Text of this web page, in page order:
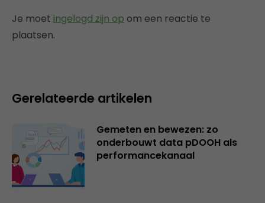
Je moet ingelogd zijn op om een reactie te
plaatsen.
Gerelateerde artikelen
Gemeten en bewezen: zo
onderbouwt data pDOOH als
performancekanaal